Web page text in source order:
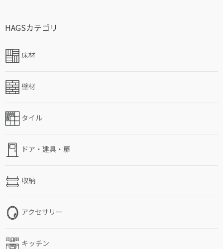
HAGSカテゴリ
床材
壁材
タイル
ドア・建具・扉
収納
アクセサリー
キッチン